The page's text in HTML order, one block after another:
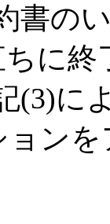
書の
に終
(3)に
ン